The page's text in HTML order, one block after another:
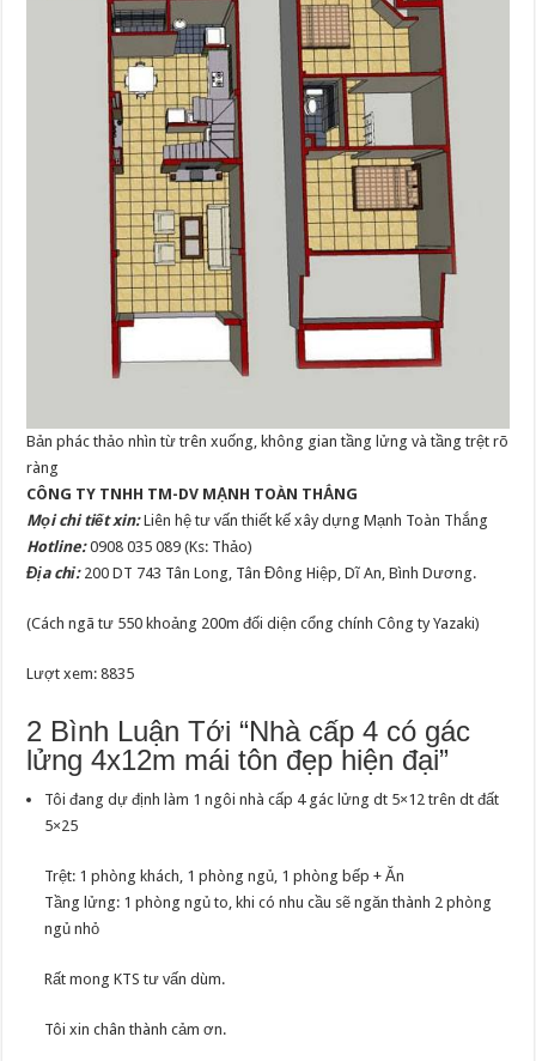
Bản phác thảo nhìn từ trên xuống, không gian tầng lửng và tầng trệt rõ
ràng
CÔNG TY TNHH TM-DV MẠNH TOÀN THẮNG
Mọi chi tiết xin:Liên hệ tư vấn thiết kế xây dựng Mạnh Toàn Thắng
Hotline:0908 035 089 (Ks: Thảo)
Địa chỉ:200 DT 743 Tân Long, Tân Đông Hiệp, Dĩ An, Bình Dương.
(Cách ngã tư 550 khoảng 200m đối diện cổng chính Công ty Yazaki)
Lượt xem: 8835
2 Bình Luận Tới “Nhà cấp 4 có gác
lửng 4x12m mái tôn đẹp hiện đại”
Tôi đang dự định làm 1 ngôi nhà cấp 4 gác lửng dt 5×12 trên dt đất
5×25
Trệt: 1 phòng khách, 1 phòng ngủ, 1 phòng bếp + Ăn
Tầng lửng: 1 phòng ngủ to, khi có nhu cầu sẽ ngăn thành 2 phòng
ngủ nhỏ
Rất mong KTS tư vấn dùm.
Tôi xin chân thành cảm ơn.